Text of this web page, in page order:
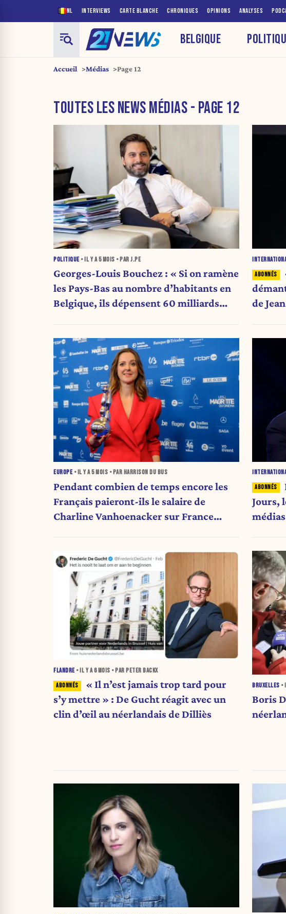
NL INTERVIEWS CARTE BLANCHE CHRONIQUES OPINIONS ANALYSES
BELGIQUE
Accueil Médias Page 12
TOUTES LES NEWS MÉDIAS - PAGE 12
POLITIQUE • IL Y A5 MOIS • PAR J.PE
Georges-Louis Bouchez : « Si on ramène
les Pays-Bas au nombre d’habitants en
Belgique, ils dépensent 60 milliards
de
EUROPE • IL Y A5 MOIS • PAR HARRISON DU BUS
Pendant combien de temps encore les
Français paieront-ils le salaire de
Charline Vanhoenacker sur France
Jours,
FLANDRE • IL Y A6 MOIS • PAR PETER BACKX
« Il n’est jamais trop tard pour
s’y mettre » : De Gucht réagit avec un
clin d’œil au néerlandais de Dilliès
BRUXELLES •
Boris